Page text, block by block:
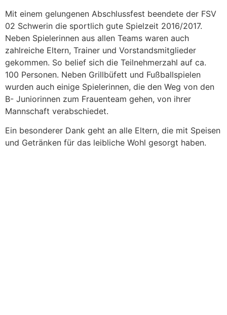
Mit einem gelungenen Abschlussfest beendete der FSV
02 Schwerin die sportlich gute Spielzeit 2016/2017.
Neben Spielerinnen aus allen Teams waren auch
zahlreiche Eltern, Trainer und Vorstandsmitglieder
gekommen. So belief sich die Teilnehmerzahl auf ca.
100 Personen. Neben Grillbüfett und Fußballspielen
wurden auch einige Spielerinnen, die den Weg von den
B- Juniorinnen zum Frauenteam gehen, von ihrer
Mannschaft verabschiedet.
Ein besonderer Dank geht an alle Eltern, die mit Speisen
und Getränken für das leibliche Wohl gesorgt haben.